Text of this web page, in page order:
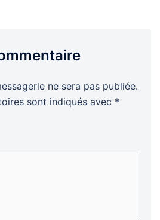
ne sera pas publiée.
sont indiqués avec *